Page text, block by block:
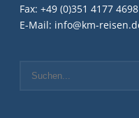
Fax: +49 (0)351 4177 4698
E-Mail: info@km-